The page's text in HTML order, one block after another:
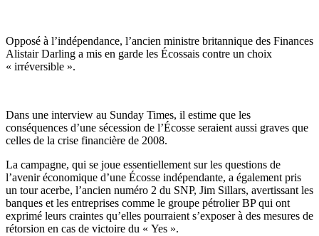
Opposé à l’indépendance, l’ancien ministre britannique des Finances
Alistair Darling a mis en garde les Écossais contre un choix
« irréversible ».
Dans une interview au Sunday Times, il estime que les
conséquences d’une sécession de l’Écosse seraient aussi graves que
celles de la crise financière de 2008.
La campagne, qui se joue essentiellement sur les questions de
l’avenir économique d’une Écosse indépendante, a également pris
un tour acerbe, l’ancien numéro 2 du SNP, Jim Sillars, avertissant les
banques et les entreprises comme le groupe pétrolier BP qui ont
exprimé leurs craintes qu’elles pourraient s’exposer à des mesures de
rétorsion en cas de victoire du « Yes ».